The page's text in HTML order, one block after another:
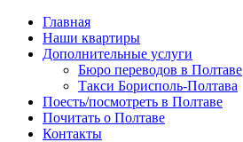
Главная
Наши квартиры
Дополнительные услуги
Бюро переводов в Полтаве
Такси Борисполь-Полтава
Поесть/посмотреть в Полтаве
Почитать о Полтаве
Контакты